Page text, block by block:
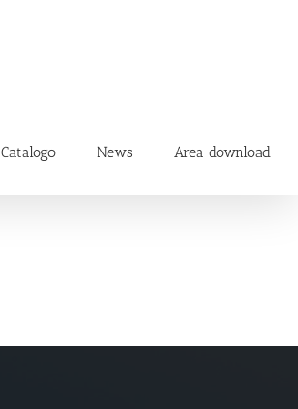
Catalogo News Area download